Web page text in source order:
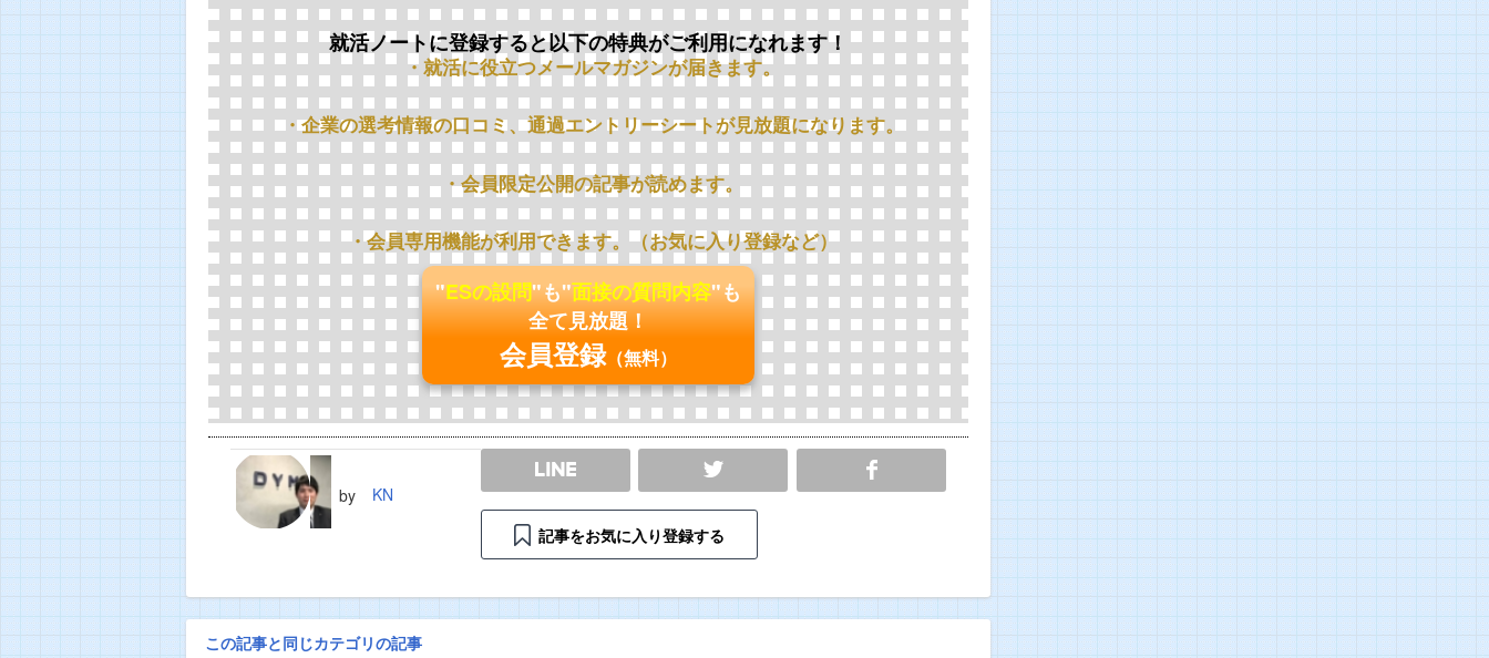
就活ノートに登録すると以下の特典がご利用になれます！
・就活に役立つメールマガジンが届きます。
・企業の選考情報の口コミ、通過エントリーシートが見放題になります。
・会員限定公開の記事が読めます。
・会員専用機能が利用できます。（お気に入り登録など）
"ESの設問"も"面接の質問内容"も
全て見放題！
会員登録（無料）
by KN
LINE SHARE
記事をお気に入り登録する
この記事と同じカテゴリの記事